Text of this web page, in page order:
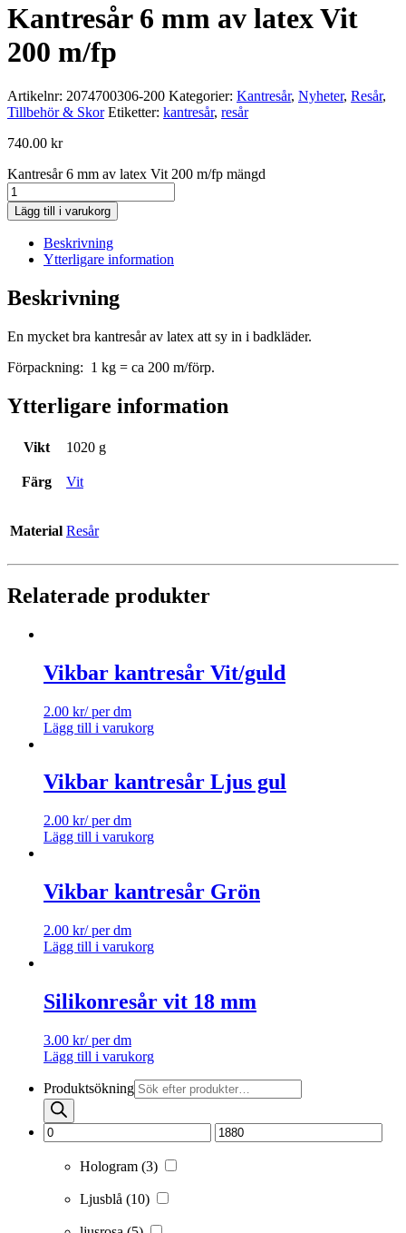
Kantresår 6 mm av latex Vit
200 m/fp
Artikelnr: 2074700306-200 Kategorier: Kantresår, Nyheter, Resår,
Tillbehör & Skor Etiketter: kantresår, resår
740.00 kr
Kantresår 6 mm av latex Vit 200 m/fp mängd
Lägg till i varukorg
Beskrivning
Ytterligare information
Beskrivning
En mycket bra kantresår av latex att sy in i badkläder.
Förpackning: 1 kg = ca 200 m/förp.
Ytterligare information
Vikt 1020 g
Färg Vit
Material Resår
Relaterade produkter
Vikbar kantresår Vit/guld
2.00 kr/ per dm
Lägg till i varukorg
Vikbar kantresår Ljus gul
2.00 kr/ per dm
Lägg till i varukorg
Vikbar kantresår Grön
2.00 kr/ per dm
Lägg till i varukorg
Silikonresår vit 18 mm
3.00 kr/ per dm
Lägg till i varukorg
Produktsökning
Hologram (3)
Ljusblå (10)